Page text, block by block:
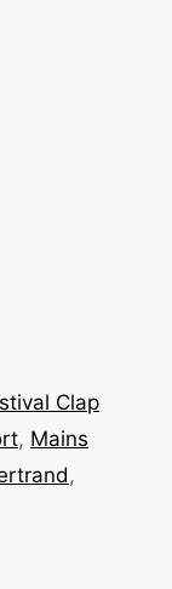
Clap
, Mains
,